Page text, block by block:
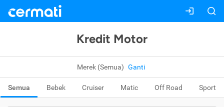
Kredit Motor
Merek (Semua) Ganti
Semua Bebek Cruiser Matic Off Road Sport